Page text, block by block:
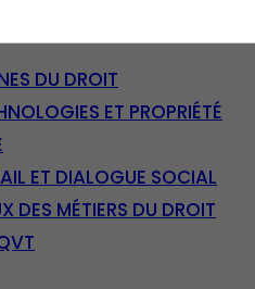
DU DROIT
ET PROPRIÉTÉ
ET DIALOGUE SOCIAL
DES MÉTIERS DU DROIT